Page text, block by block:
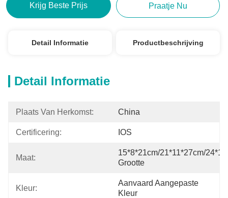
Krijg Beste Prijs Praatje Nu
Detail Informatie Productbeschrijving
Detail Informatie
Plaats Van Herkomst: China
Certificering: IOS
Maat:
15*8*21cm/21*11*27cm/
Grootte
Kleur:
Aanvaard Aangepaste
Kleur